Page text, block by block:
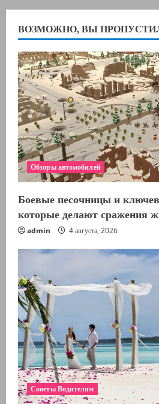
ВОЗМОЖНО, ВЫ
Обзоры автомобилей
Боевые песочницы и
которые делают сражения
admin 4 августа, 2026
Советы Водителям